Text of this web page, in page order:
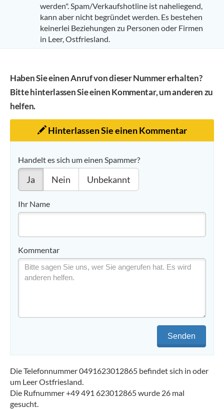
werden". Spam/Verkaufshotline ist naheliegend,
kann aber nicht begründet werden. Es bestehen
keinerlei Beziehungen zu Personen oder Firmen
in Leer, Ostfriesland.
Haben Sie einen Anruf von dieser Nummer erhalten?
Bitte hinterlassen Sie einen Kommentar, um anderen zu
helfen.
Hinterlassen Sie einen Kommentar
Handelt es sich um einen Spammer?
Ja Nein Unbekannt
Ihr Name
Kommentar
Senden
Die Telefonnummer 0491623012865 befindet sich in oder
um Leer Ostfriesland.
Die Rufnummer +49 491 623012865 wurde 26 mal
gesucht.